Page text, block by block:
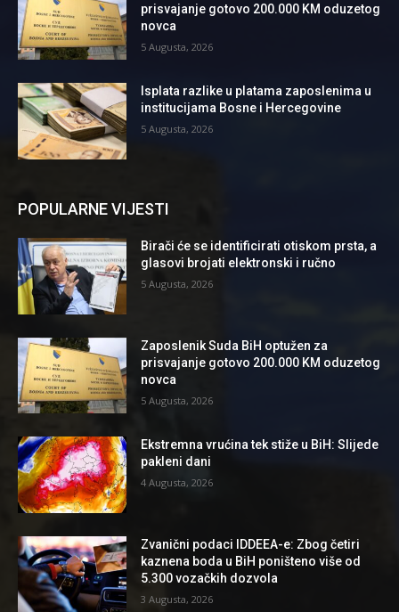
prisvajanje gotovo 200.000 KM oduzetog
novca
5 Augusta, 2026
Isplata razlike u platama zaposlenima u
institucijama Bosne i Hercegovine
5 Augusta, 2026
POPULARNE VIJESTI
Birači će se identificirati otiskom prsta, a
glasovi brojati elektronski i ručno
5 Augusta, 2026
Zaposlenik Suda BiH optužen za
prisvajanje gotovo 200.000 KM oduzetog
novca
5 Augusta, 2026
Ekstremna vrućina tek stiže u BiH: Slijede
pakleni dani
4 Augusta, 2026
Zvanični podaci IDDEEA-e: Zbog četiri
kaznena boda u BiH poništeno više od
5.300 vozačkih dozvola
3 Augusta, 2026